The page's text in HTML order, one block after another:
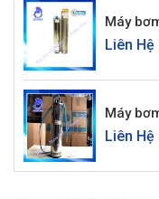
Máy
Liên Hệ
Máy
Liên Hệ